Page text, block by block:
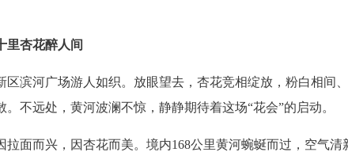
里杏花醉人间
滨河广场游人如织。放眼望去，杏花竞相绽放，粉白相间
不远处，黄河波澜不惊，静静期待着这场“花会”的启动。
面而兴，因杏花而美。境内168公里黄河蜿蜒而过，空气清